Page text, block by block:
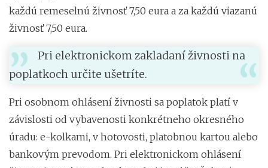
každú remeselnú živnosť 7,50 eura a za každú viazanú
živnosť 7,50 eura.
Pri elektronickom zakladaní živnosti na
poplatkoch určite ušetríte.
Pri osobnom ohlásení živnosti sa poplatok platí v
závislosti od vybavenosti konkrétneho okresného
úradu: e-kolkami, v hotovosti, platobnou kartou alebo
bankovým prevodom. Pri elektronickom ohlásení